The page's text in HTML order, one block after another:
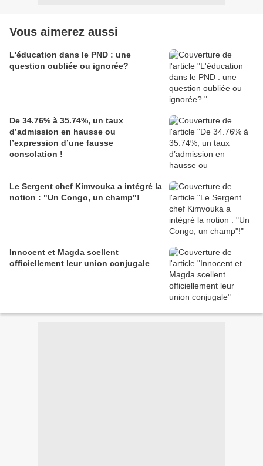
Vous aimerez aussi
L'éducation dans le PND : une
question oubliée ou ignorée?
De 34.76% à 35.74%, un taux
d’admission en hausse ou
l’expression d’une fausse
consolation !
Le Sergent chef Kimvouka a intégré la
notion : "Un Congo, un champ"!
Innocent et Magda scellent
officiellement leur union conjugale